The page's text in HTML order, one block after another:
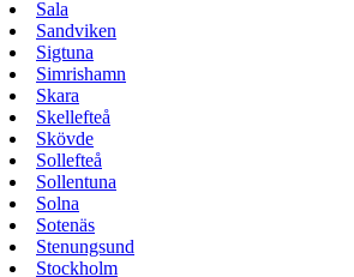
Sala
Sandviken
Sigtuna
Simrishamn
Skara
Skellefteå
Skövde
Sollefteå
Sollentuna
Solna
Sotenäs
Stenungsund
Stockholm